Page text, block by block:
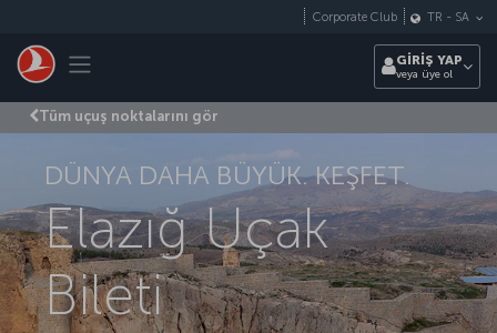
Toggle navigation
Corporate Club TR - SA
GİRİŞ YAP
veya üye ol
Tüm uçuş noktalarını gör
DÜNYA DAHA BÜYÜK. KEŞFET.
Elazığ Uçak
Bileti